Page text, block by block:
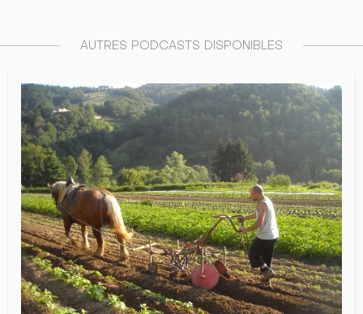
AUTRES PODCASTS DISPONIBLES